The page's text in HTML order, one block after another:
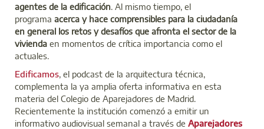
agentes de la edificación . Al mismo tiempo, el
programa acerca y hace comprensibles para la ciudadanía
en general los retos y desafíos que afronta el sector de la
vivienda en momentos de crítica importancia como el
actuales.
Edificamos , el podcast de la arquitectura técnica,
complementa la ya amplia oferta informativa en esta
materia del Colegio de Aparejadores de Madrid.
Recientemente la institución comenzó a emitir un
informativo audiovisual semanal a través de Aparejadores